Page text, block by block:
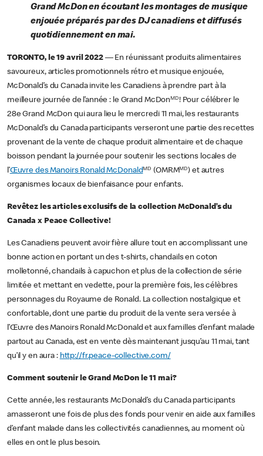
Grand McDon en écoutant les montages de musique
enjouée préparés par des DJ canadiens et diffusés
quotidiennement en mai.
TORONTO, le 19 avril 2022 — En réunissant produits alimentaires
savoureux, articles promotionnels rétro et musique enjouée,
McDonald’s du Canada invite les Canadiens à prendre part à la
meilleure journée de l’année : le Grand McDonᴹᴰ! Pour célébrer le
28e Grand McDon qui aura lieu le mercredi 11 mai, les restaurants
McDonald’s du Canada participants verseront une partie des recettes
provenant de la vente de chaque produit alimentaire et de chaque
boisson pendant la journée pour soutenir les sections locales de
l’Œuvre des Manoirs Ronald McDonaldᴹᴰ (OMRMᴹᴰ) et autres
organismes locaux de bienfaisance pour enfants.
Revêtez les articles exclusifs de la collection McDonald’s du
Canada x Peace Collective!
Les Canadiens peuvent avoir fière allure tout en accomplissant une
bonne action en portant un des t‑shirts, chandails en coton
molletonné, chandails à capuchon et plus de la collection de série
limitée et mettant en vedette, pour la première fois, les célèbres
personnages du Royaume de Ronald. La collection nostalgique et
confortable, dont une partie du produit de la vente sera versée à
l’Œuvre des Manoirs Ronald McDonald et aux familles d’enfant malade
partout au Canada, est en vente dès maintenant jusqu’au 11 mai, tant
qu’il y en aura : http://fr.peace-collective.com/
Comment soutenir le Grand McDon le 11 mai?
Cette année, les restaurants McDonald’s du Canada participants
amasseront une fois de plus des fonds pour venir en aide aux familles
d’enfant malade dans les collectivités canadiennes, au moment où
elles en ont le plus besoin.